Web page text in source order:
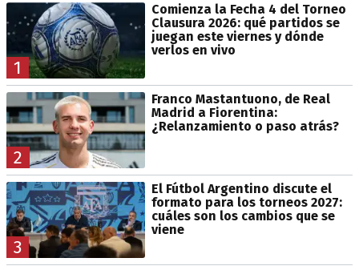
1
Comienza la Fecha 4 del Torneo
Clausura 2026: qué partidos se
juegan este viernes y dónde
verlos en vivo
2
Franco Mastantuono, de Real
Madrid a Fiorentina:
¿Relanzamiento o paso atrás?
3
El Fútbol Argentino discute el
formato para los torneos 2027:
cuáles son los cambios que se
viene